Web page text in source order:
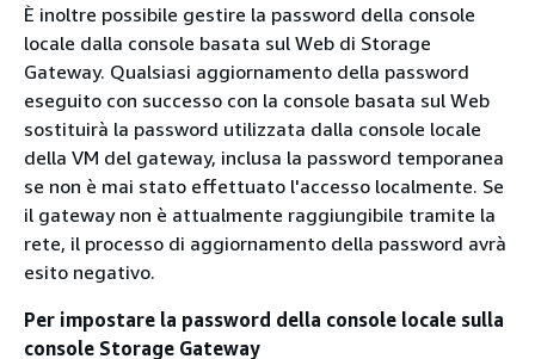
È inoltre possibile gestire la password della console
locale dalla console basata sul Web di Storage
Gateway. Qualsiasi aggiornamento della password
eseguito con successo con la console basata sul Web
sostituirà la password utilizzata dalla console locale
della VM del gateway, inclusa la password temporanea
se non è mai stato effettuato l'accesso localmente. Se
il gateway non è attualmente raggiungibile tramite la
rete, il processo di aggiornamento della password avrà
esito negativo.
Per impostare la password della console locale sulla
console Storage Gateway